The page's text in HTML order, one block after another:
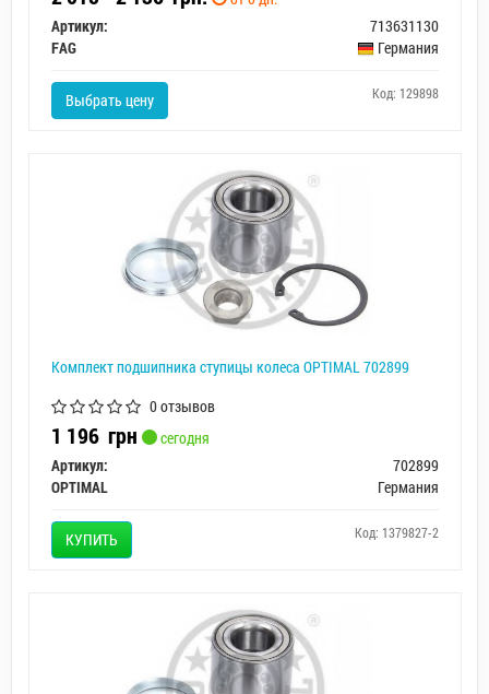
Артикул:
713631130
FAG
Германия
Выбрать цену Код: 129898
Комплект подшипника ступицы колеса OPTIMAL 702899
0 отзывов
1 196 грн
сегодня
Артикул:
702899
OPTIMAL
Германия
КУПИТЬ Код: 1379827-2